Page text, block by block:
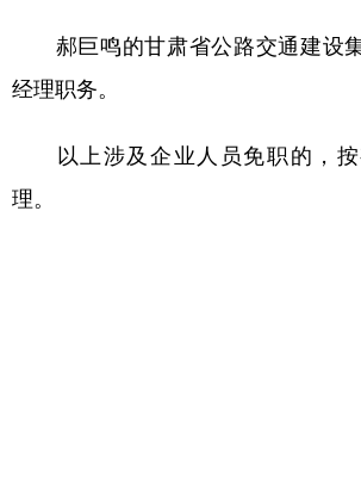
郝巨鸣的甘肃省公路交通建设
经理职务。
以上涉及企业人员免职的，按
理。